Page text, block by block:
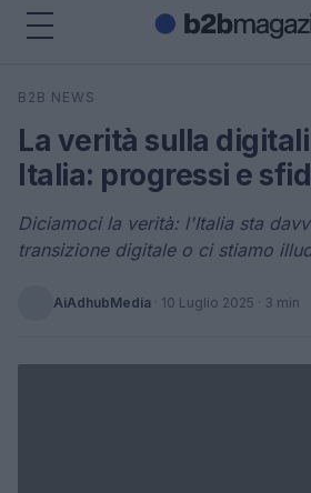
Cerca
B2B NEWS
La verità sulla
Italia: progressi e
Diciamoci la verità: l'Italia sta
transizione digitale o ci stiamo
AiAdhubMedia · 10 Luglio 2025 · 3 min